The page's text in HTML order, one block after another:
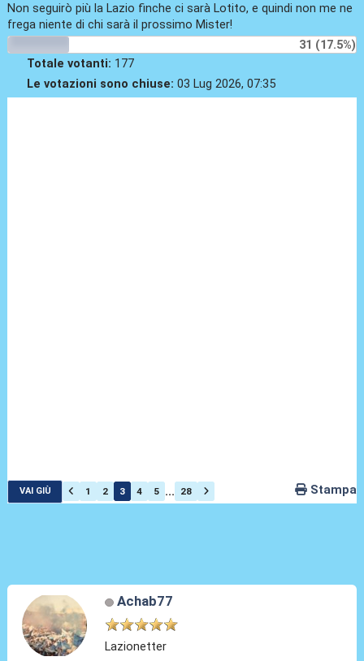
Non seguirò più la Lazio finche ci sarà Lotito, e quindi non me ne
frega niente di chi sarà il prossimo Mister!
31 (17.5%)
Totale votanti: 177
Le votazioni sono chiuse: 03 Lug 2026, 07:35
VAI GIÙ 1 2 3 4 5 ... 28 Stampa
Achab77
Lazionetter